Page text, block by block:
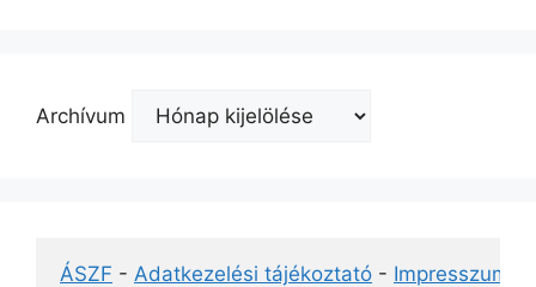
Archívum
ÁSZF - Adatkezelési tájékoztató - Impresszum